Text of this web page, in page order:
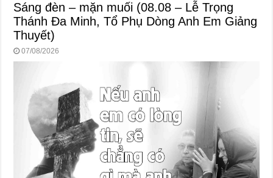
Sáng đèn – mặn muối (08.08 – Lễ Trọng
Thánh Đa Minh, Tổ Phụ Dòng Anh Em Giảng
Thuyết)
07/08/2026